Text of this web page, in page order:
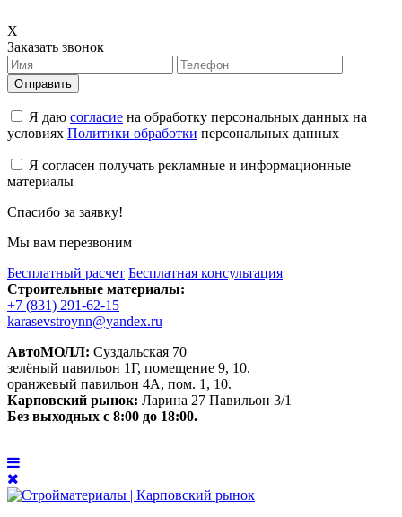
X
Заказать звонок
Отправить
Я даю согласие на обработку персональных данных на
условиях Политики обработки персональных данных
Я согласен получать рекламные и информационные
материалы
Спасибо за заявку!
Мы вам перезвоним
Бесплатный расчет Бесплатная консультация
Строительные материалы:
+7 (831) 291-62-15
karasevstroynn@yandex.ru
АвтоМОЛЛ: Суздальская 70
зелёный павильон 1Г, помещение 9, 10.
оранжевый павильон 4А, пом. 1, 10.
Карповский рынок: Ларина 27 Павильон 3/1
Без выходных с 8:00 до 18:00.